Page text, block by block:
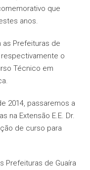
que
anos.
as Prefeituras de
o
Técnico em
2014, passaremos a
na Extensão E.E. Dr.
de curso para
Prefeituras de Guaíra